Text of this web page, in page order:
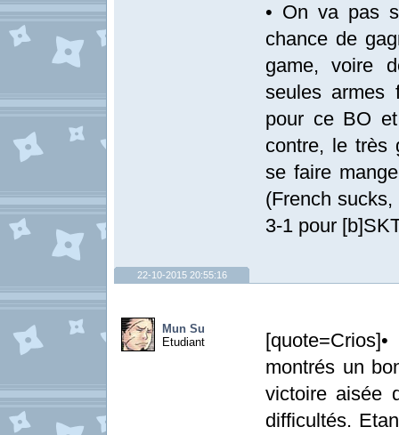
• On va pas
chance de
game, voire
seules armes
pour ce BO
contre, le très
se faire
(French
3-1 pour
22-10-2015 20:55:16
Mun Su
Etudiant
montrés un
victoire aisée
difficultés.